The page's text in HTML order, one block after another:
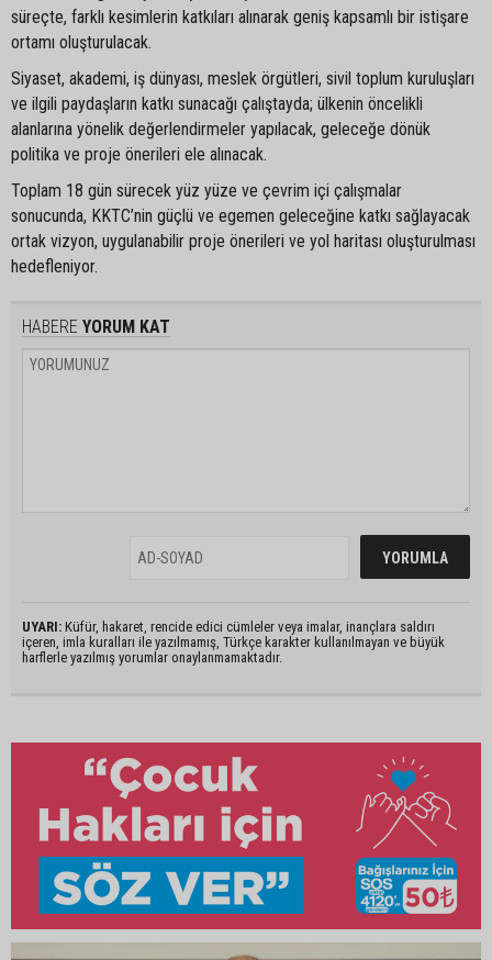
süreçte, farklı kesimlerin katkıları alınarak geniş kapsamlı bir istişare
ortamı oluşturulacak.
Siyaset, akademi, iş dünyası, meslek örgütleri, sivil toplum kuruluşları
ve ilgili paydaşların katkı sunacağı çalıştayda; ülkenin öncelikli
alanlarına yönelik değerlendirmeler yapılacak, geleceğe dönük
politika ve proje önerileri ele alınacak.
Toplam 18 gün sürecek yüz yüze ve çevrim içi çalışmalar
sonucunda, KKTC’nin güçlü ve egemen geleceğine katkı sağlayacak
ortak vizyon, uygulanabilir proje önerileri ve yol haritası oluşturulması
hedefleniyor.
HABERE YORUM KAT
UYARI: Küfür, hakaret, rencide edici cümleler veya imalar, inançlara saldırı
içeren, imla kuralları ile yazılmamış, Türkçe karakter kullanılmayan ve büyük
harflerle yazılmış yorumlar onaylanmamaktadır.